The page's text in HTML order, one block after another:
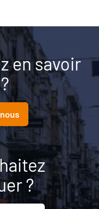
en savoir
?